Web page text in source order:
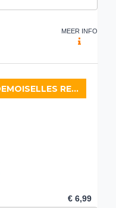
MEER INFO
DJECO KLEURPLATEN LES DEMOISELLES REBEKKA
€ 6,99